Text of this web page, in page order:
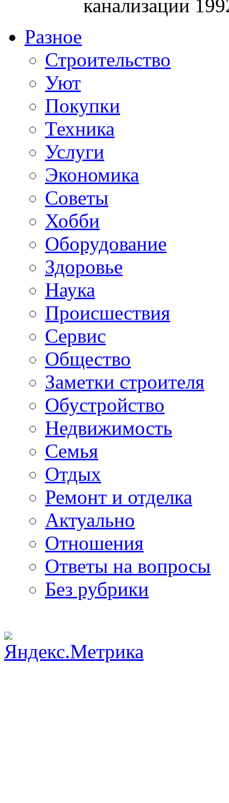
канализации
Разное
Строительство
Уют
Покупки
Техника
Услуги
Экономика
Советы
Хобби
Oборудование
Здоровье
Наука
Происшествия
Сервис
Общество
Заметки строителя
Обустройство
Недвижимость
Семья
Отдых
Ремонт и отделка
Актуально
Отношения
Ответы на вопросы
Без рубрики